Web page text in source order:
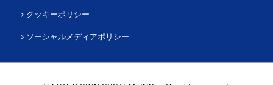
クッキーポリシー
ソーシャルメディアポリシー